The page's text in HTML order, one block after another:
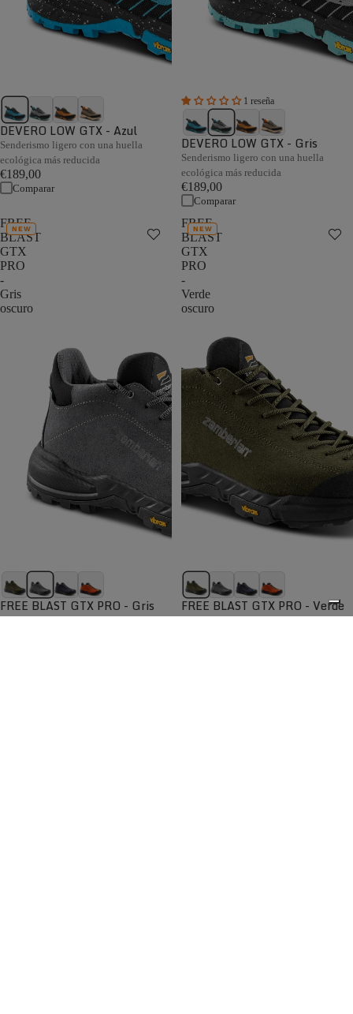
DEVERO LOW GTX - Azul
Senderismo ligero con una huella
ecológica más reducida
€189,00
Comparar
1 reseña
DEVERO LOW GTX - Gris
Senderismo ligero con una huella
ecológica más reducida
€189,00
Comparar
FREE
BLAST
GTX
PRO
-
Gris
oscuro
NEW
FREE BLAST GTX PRO - Gris
oscuro
FREE
BLAST
GTX
PRO
-
Verde
oscuro
NEW
FREE BLAST GTX PRO - Verde
oscuro